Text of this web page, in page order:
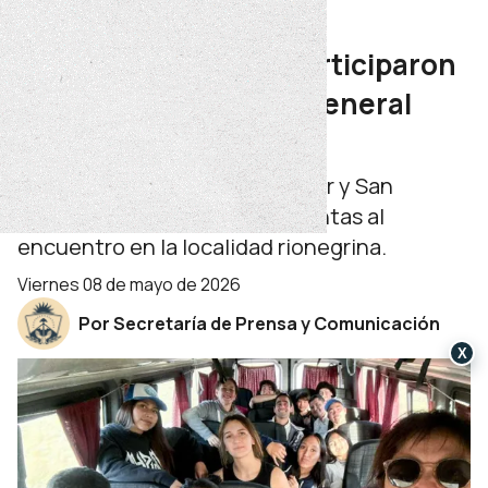
Nivel Secundario
Equipos neuquinos participaron
de las Ovinpíadas en General
Conesa
Las EPEA de Las Ovejas, Plottier y San
Patricio del Chañar viajaron juntas al
encuentro en la localidad rionegrina.
viernes 08 de mayo de 2026
Por Secretaría de Prensa y Comunicación
X